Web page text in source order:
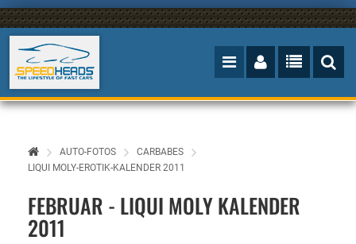
AUTO-FOTOS
CARBABES
LIQUI MOLY-EROTIK-KALENDER 2011
FEBRUAR - LIQUI MOLY KALENDER
2011